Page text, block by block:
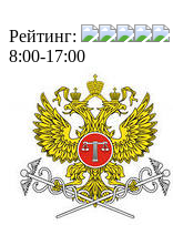
Рейтинг:
8:00-17:00